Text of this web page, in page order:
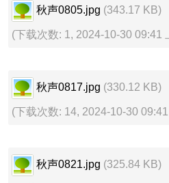
秋声0805.jpg (343.17 KB)
(下载次数: 1, 2024-10-30 09:41
秋声0817.jpg (330.12 KB)
(下载次数: 14, 2024-10-30
秋声0821.jpg (325.84 KB)